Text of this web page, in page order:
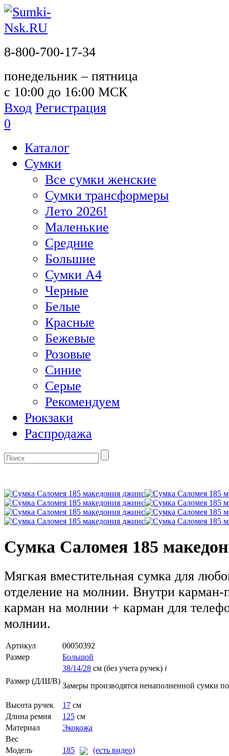
8-800-700-17-34
понедельник – пятница
с 10:00 до 16:00 МСК
Вход Регистрация
0
Каталог
Сумки
Все сумки женские
Сумки трансформеры
Лето 2026!
Маленькие
Средние
Большие
Сумки А4
Черные
Белые
Красные
Бежевые
Розовые
Синие
Серые
Рекомендуем
Рюкзаки
Распродажа
Сумка Саломея 185
Мягкая вместительная сумка для
отделение на молнии. Внутри карман-
карман на молнии + карман для
молнии.
Артикул
00050392
Размер
Большой
Размер (Д/Ш/В)
38/14/28 см (без учета ручек) i
Замеры производятся ненаполненной сумки
Высота ручек 17 см
Длина ремня
125 см
Материал
Экокожа
Вес
Модель
185
(есть видео)